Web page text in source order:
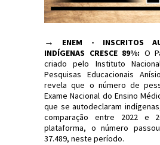
→ ENEM - INSCRITOS
INDÍGENAS CRESCE 89%: O
criado pelo Instituto
Pesquisas Educacionais
revela que o número de
Exame Nacional do Ensino
que se autodeclaram
comparação entre 2022 e
plataforma, o número
37.489, neste período.